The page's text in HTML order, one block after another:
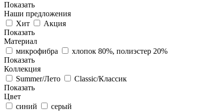
Показать
Наши предложения
Хит
Акция
Показать
Материал
микрофибра
хлопок 80%, полиэстер 20%
Показать
Коллекция
Summer/Лето
Classic/Классик
Показать
Цвет
синий
серый